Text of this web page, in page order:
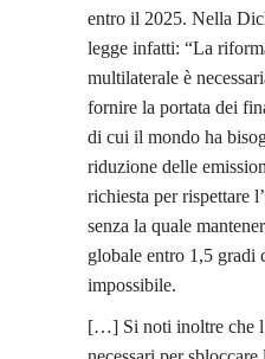
entro il 2025. Nella
legge infatti: “La
multilaterale è
fornire la portata dei
di cui il mondo ha
riduzione delle
richiesta per rispettare
senza la quale
globale entro 1,5 gradi
impossibile.
[…] Si noti inoltre che